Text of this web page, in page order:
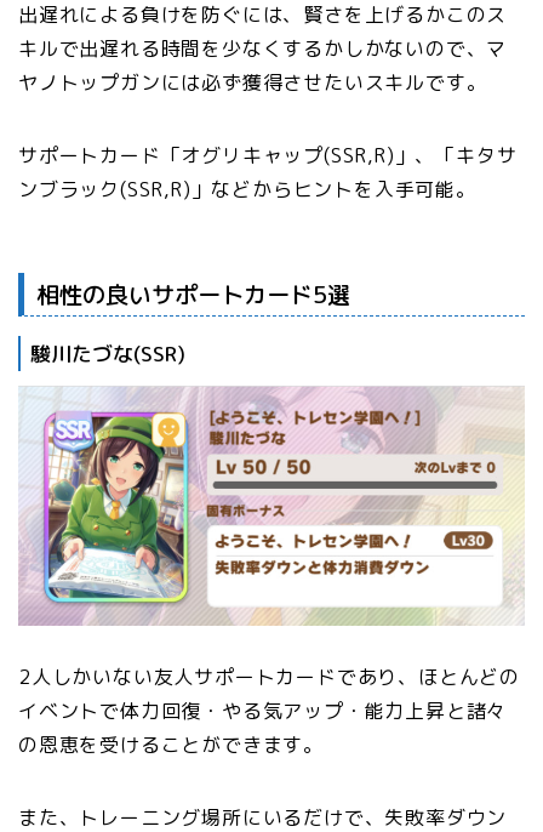
出遅れによる負けを防ぐには、賢さを上げるかこのス
キルで出遅れる時間を少なくするかしかないので、マ
ヤノトップガンには必ず獲得させたいスキルです。
サポートカード「オグリキャップ(SSR,R)」、「キタサ
ンブラック(SSR,R)」などからヒントを入手可能。
相性の良いサポートカード5選
駿川たづな(SSR)
2人しかいない友人サポートカードであり、ほとんどの
イベントで体力回復・やる気アップ・能力上昇と諸々
の恩恵を受けることができます。
また、トレーニング場所にいるだけで、失敗率ダウン